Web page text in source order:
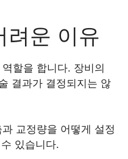
려운 이유
할을 합니다. 장비의
결과가 결정되지는 않
교정량을 어떻게 설정
있습니다.